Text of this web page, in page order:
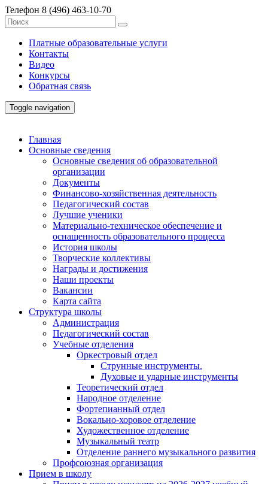
Телефон 8 (496) 463-10-70
Платные образовательные услуги
Контакты
Видео
Конкурсы
Обратная связь
Toggle navigation
Главная
Основные сведения
Основные сведения об образовательной
организации
Документы
Финансово-хозяйственная деятельность
Педагогический состав
Лучшие ученики
Материально-техническое обеспечение и
оснащенность образовательного процесса
История школы
Творческие коллективы
Награды и достижения
Наши проекты
Вакансии
Карта сайта
Структура школы
Администрация
Педагогический состав
Учебные отделения
Оркестровый отдел
Струнные инструменты.
Духовые и ударные инструменты
Теоретический отдел
Народное отделение
Фортепианный отдел
Вокально-хоровое отделение
Художественное отделение
Музыкальный театр
Отделение раннего музыкального развития
Профсоюзная организация
Прием в школу